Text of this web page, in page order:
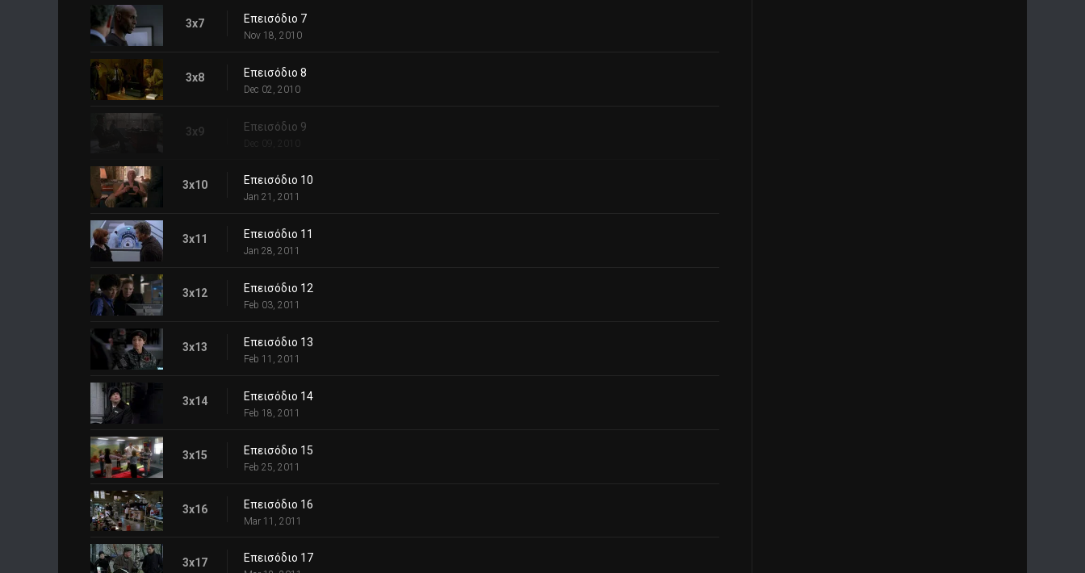
3x7 Επεισόδιο 7
Nov 18, 2010
3x8 Επεισόδιο 8
Dec 02, 2010
3x9 Επεισόδιο 9
Dec 09, 2010
3x10 Επεισόδιο 10
Jan 21, 2011
3x11 Επεισόδιο 11
Jan 28, 2011
3x12 Επεισόδιο 12
Feb 03, 2011
3x13 Επεισόδιο 13
Feb 11, 2011
3x14 Επεισόδιο 14
Feb 18, 2011
3x15 Επεισόδιο 15
Feb 25, 2011
3x16 Επεισόδιο 16
Mar 11, 2011
3x17 Επεισόδιο 17